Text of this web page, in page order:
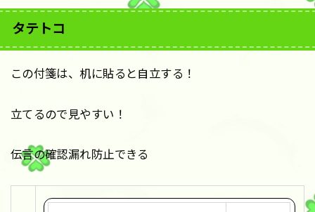
入
タテトコ
この付箋は、机に貼ると自立する！
立てるので見やすい！
伝言の確認漏れ防止できる